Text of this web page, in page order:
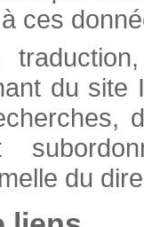
ces
du
du